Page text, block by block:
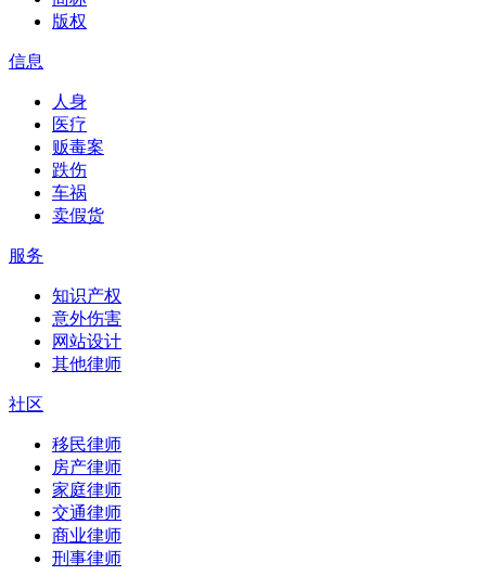
版权
信息
人身
医疗
贩毒案
跌伤
车祸
卖假货
服务
知识产权
意外伤害
网站设计
其他律师
社区
移民律师
房产律师
家庭律师
交通律师
商业律师
刑事律师